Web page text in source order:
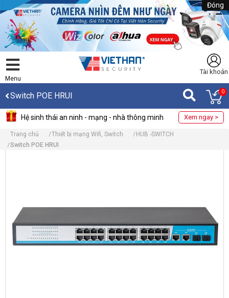
Đóng
Menu
Tài khoản
Switch POE HRUI 0
Hệ sinh thái an ninh - mạng - nhà thông minh Xem ngay >
Trang chủ Thiết bị mạng Wifi, Switch
HUB -SWITCH
Switch POE HRUI